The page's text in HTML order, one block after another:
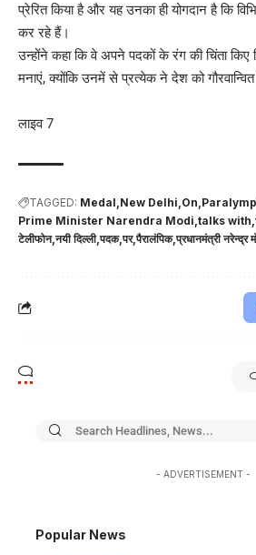
प्रेरित किया है और यह उनका ही योगदान है कि
कर रहे हैं।
उन्होंने कहा कि वे अपने पदकों के रंग की चिंता किए
मनाएं, क्योंकि उनमें से प्रत्येक ने देश को गौरवान्वित
लाइव 7
TAGGED: Medal New Delhi On
Prime Minister Narendra Modi talks with
टेलीफोन नयी दिल्ली पदक पर पैरालंपिक प्रधानमंत्री नरेन्द्र
- ADVERTISEMENT -
Popular News